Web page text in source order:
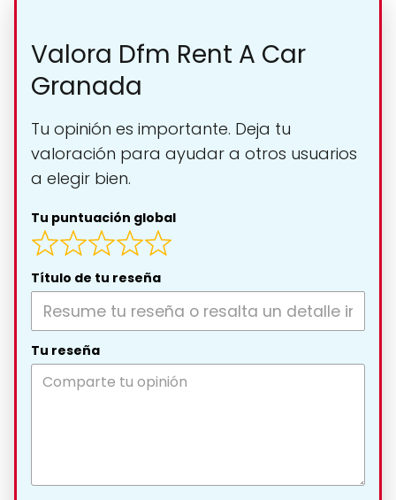
Valora Dfm Rent A Car
Granada
Tu opinión es importante. Deja tu
valoración para ayudar a otros usuarios
a elegir bien.
Tu puntuación global
Título de tu reseña
Tu reseña